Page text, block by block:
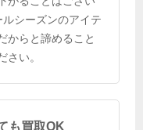
シーズンのアイテ
からと諦めること
さい。
も買取OK